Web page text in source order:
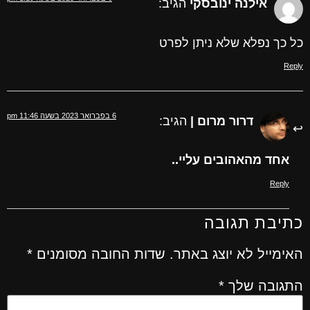
אילנה ינובסקי הגיב:
כל כך נפלא שלא ניתן לפרט
Reply
דרור מרום | הגיב: 6 בפברואר 2023 בשעה 11:46 pm
אחד מהאהובים עליי..
Reply
כתיבת תגובה
האימייל לא יוצג באתר. שדות החובה מסומנים *
התגובה שלך *